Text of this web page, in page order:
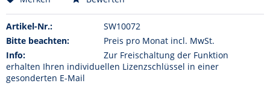
Artikel-Nr.:
SW10072
Bitte beachten:
Preis pro Monat incl. MwSt.
Info:
Zur Freischaltung der Funktion
erhalten Ihren individuellen Lizenzschlüssel in einer
gesonderten E-Mail